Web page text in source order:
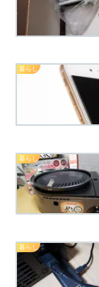
暮らし
暮らし
暮らし